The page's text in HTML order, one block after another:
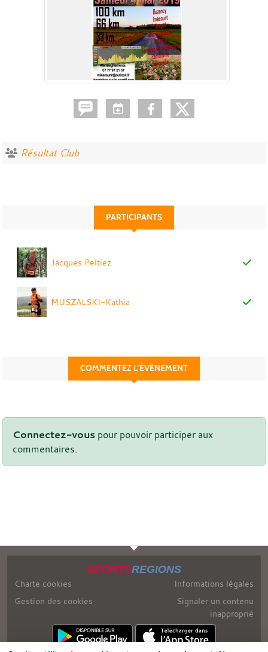
Résultat Club
PARTICIPANTS
Jacques Peltiez
MUSZALSKI-Kathia
COMMENTEZ L’ÉVÈNEMENT
Connectez-vous pour pouvoir participer aux
commentaires.
SPORTSREGIONS
Charte cookies
Gestion des cookies
Informations légales
Signaler un contenu
inapproprié